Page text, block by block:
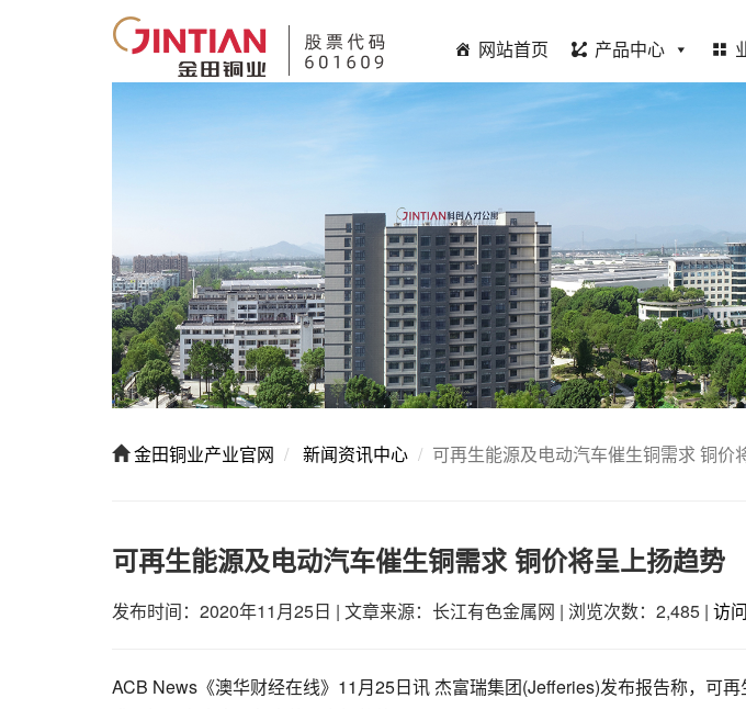
网站首页 产品中心
金田铜业产业官网 新闻资讯中心 可再生能源及电动汽车催生铜需求 铜价
可再生能源及电动汽车催生铜需求 铜价将呈上扬趋势
发布时间：2020年11月25日 | 文章来源：长江有色金属网 | 浏览次数：2,485 | 访
ACB News《澳华财经在线》11月25日讯 杰富瑞集团(Jefferies)发布报告称，可